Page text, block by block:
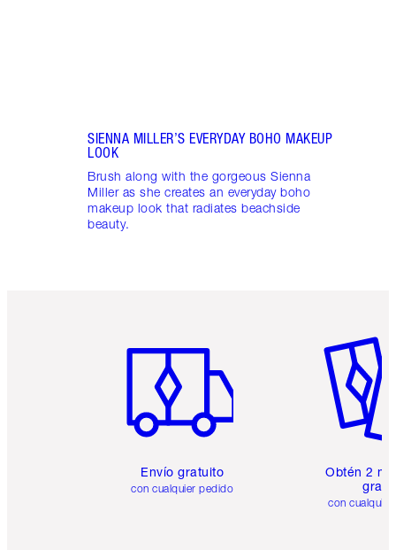
SIENNA MILLER’S EVERYDAY BOHO MAKEUP
LOOK
Brush along with the gorgeous Sienna
Miller as she creates an everyday boho
makeup look that radiates beachside
beauty.
Envío gratuito
con cualquier pedido
Obtén 2
gratis
con